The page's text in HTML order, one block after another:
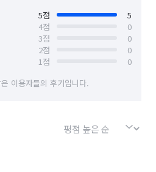
5점
5
4점
0
3점
0
2점
0
1점
0
이용자들의 후기입니다.